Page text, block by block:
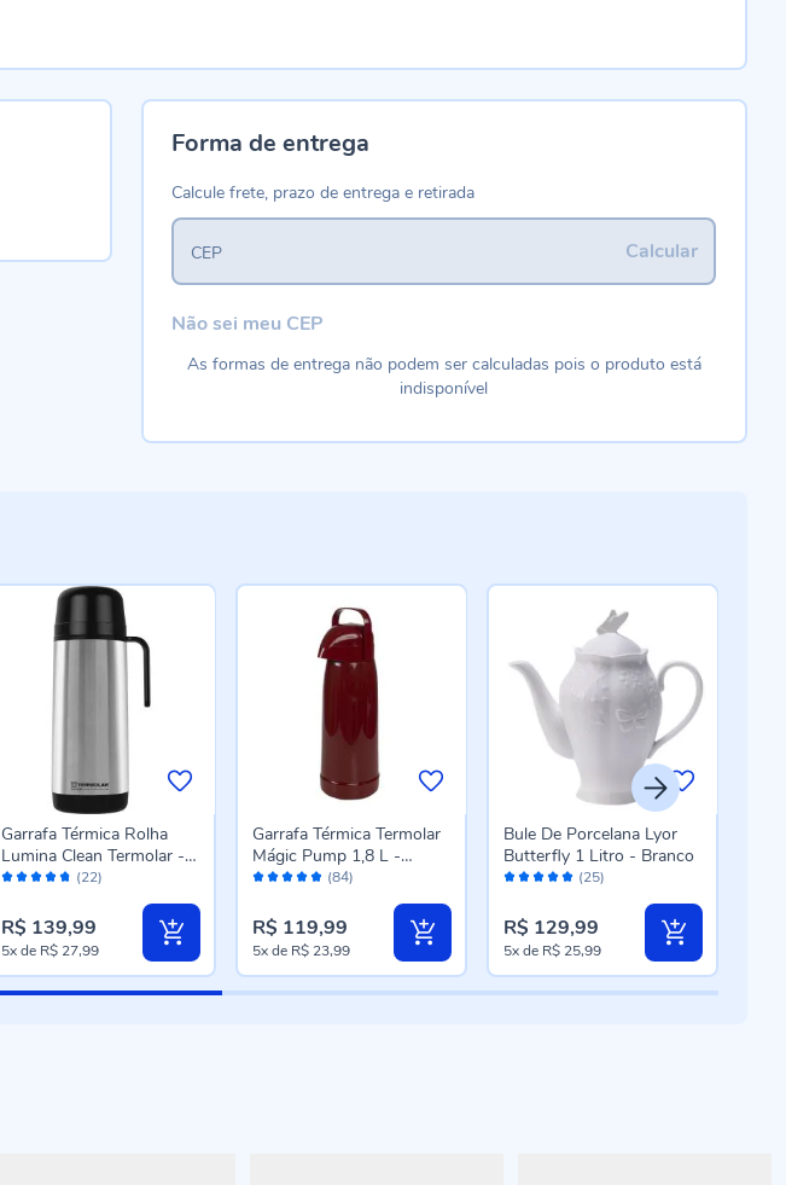
Forma de entrega
Calcule frete, prazo de entrega e retirada
Calcular
CEP
Não sei meu CEP
As formas de entrega não podem ser calculadas pois o produto está
indisponível
Avaliação: (22)
Garrafa Térmica Rolha
Lumina Clean Termolar -
1L
R$ 139,99
5xde R$ 27,99
Avaliação: (84)
Garrafa Térmica Termolar
Mágic Pump 1,8 L -
Vermelho
R$ 119,99
5xde R$ 23,99
Avaliação: (25)
Bule De Porcelana Lyor
Butterfly 1 Litro - Branco
R$ 129,99
5xde R$ 25,99